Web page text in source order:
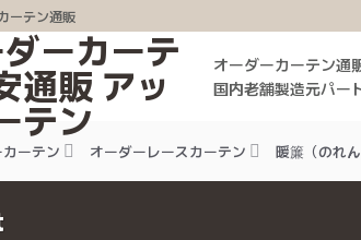
ーテン通販
オーダーカーテン通
国内老舗製造元パー
ーテン オーダーレースカーテン 暖簾（のれん